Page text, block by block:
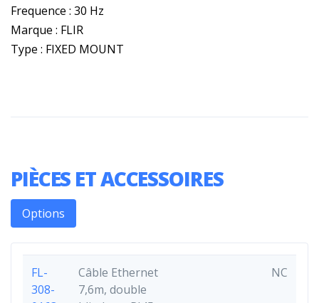
Frequence : 30 Hz
Marque : FLIR
Type : FIXED MOUNT
PIÈCES ET ACCESSOIRES
Options
FL-
308-
Câble Ethernet
7,6m, double
NC